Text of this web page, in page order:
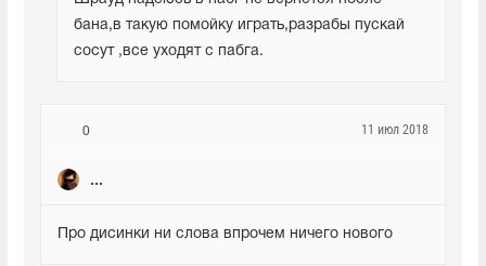
бана,в такую помойку играть,разрабы пускай
сосут ,все уходят с пабга.
0
...
11 июл 2018
Про дисинки ни слова впрочем ничего нового